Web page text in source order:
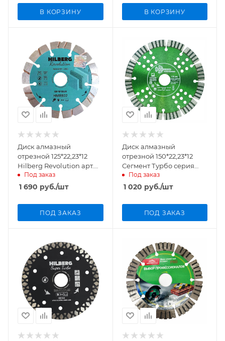
В КОРЗИНУ В КОРЗИНУ
Диск алмазный
отрезной 125*22,23*12
Hilberg Revolution арт.
HMR802
Под заказ
1 690 руб./шт
ПОД ЗАКАЗ
Диск алмазный
отрезной 150*22,23*12
Сегмент Турбо серия
Grand hot press GTS733
Под заказ
1 020 руб./шт
ПОД ЗАКАЗ